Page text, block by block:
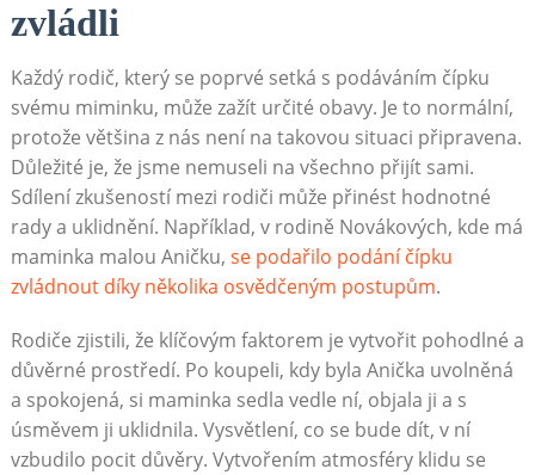
zvládli
Každý rodič, který se poprvé setká s podáváním čípku
svému miminku, může zažít určité obavy. Je to normální,
protože většina z nás není na takovou situaci připravena.
Důležité je, že jsme nemuseli na všechno přijít sami.
Sdílení zkušeností mezi rodiči může přinést hodnotné
rady a uklidnění. Například, v rodině Novákových, kde má
maminka malou Aničku, se podařilo podání čípku
zvládnout díky několika osvědčeným postupům.
Rodiče zjistili, že klíčovým faktorem je vytvořit pohodlné a
důvěrné prostředí. Po koupeli, kdy byla Anička uvolněná
a spokojená, si maminka sedla vedle ní, objala ji a s
úsměvem ji uklidnila. Vysvětlení, co se bude dít, v ní
vzbudilo pocit důvěry. Vytvořením atmosféry klidu se